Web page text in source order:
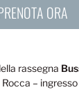
ORA
rassegna
–